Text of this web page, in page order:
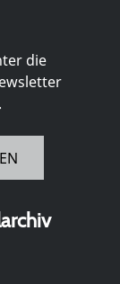
die